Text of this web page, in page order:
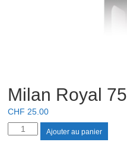
Milan Royal
CHF 25.00
quantité
Ajouter au panier